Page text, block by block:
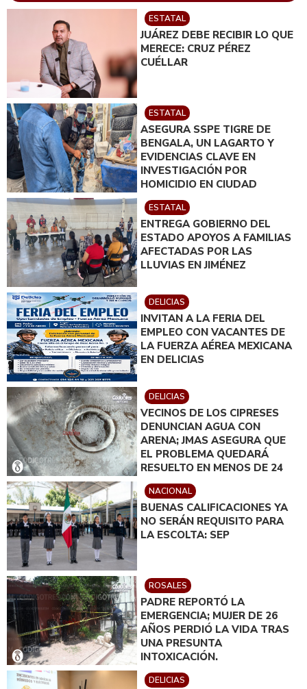
ESTATAL
JUÁREZ DEBE RECIBIR LO QUE
MERECE: CRUZ PÉREZ
CUÉLLAR
ESTATAL
ASEGURA SSPE TIGRE DE
BENGALA, UN LAGARTO Y
EVIDENCIAS CLAVE EN
INVESTIGACIÓN POR
HOMICIDIO EN CIUDAD
JUÁREZ; EN CATEO
INSTRUIDO POR GILBERTO
LOYA
ESTATAL
ENTREGA GOBIERNO DEL
ESTADO APOYOS A FAMILIAS
AFECTADAS POR LAS
LLUVIAS EN JIMÉNEZ
DELICIAS
INVITAN A LA FERIA DEL
EMPLEO CON VACANTES DE
LA FUERZA AÉREA MEXICANA
EN DELICIAS
DELICIAS
VECINOS DE LOS CIPRESES
DENUNCIAN AGUA CON
ARENA; JMAS ASEGURA QUE
EL PROBLEMA QUEDARÁ
RESUELTO EN MENOS DE 24
HORAS
NACIONAL
BUENAS CALIFICACIONES YA
NO SERÁN REQUISITO PARA
LA ESCOLTA: SEP
ROSALES
PADRE REPORTÓ LA
EMERGENCIA; MUJER DE 26
AÑOS PERDIÓ LA VIDA TRAS
UNA PRESUNTA
INTOXICACIÓN.
DELICIAS